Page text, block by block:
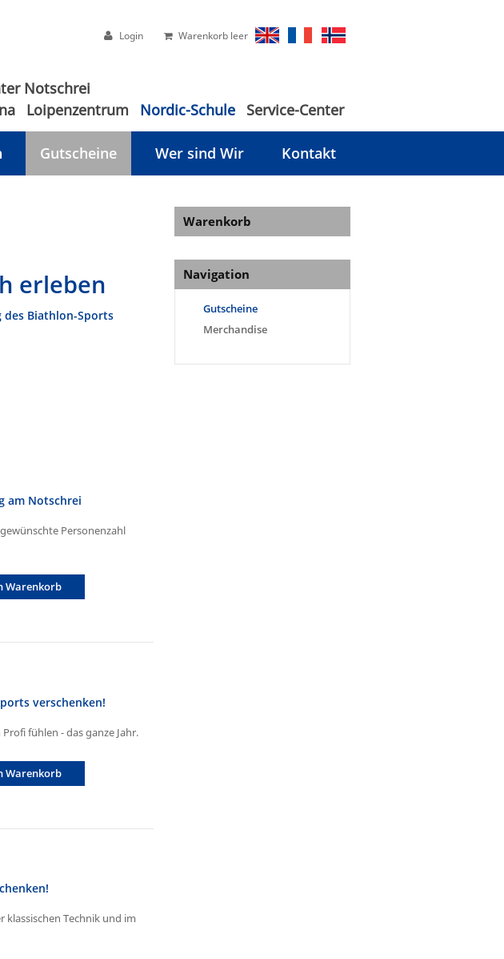
Login Warenkorb leer
Notschrei
Loipenzentrum Nordic-Schule Service-Center
Gutscheine Wer sind Wir Kontakt
erleben
des Biathlon-Sports
am Notschrei
Personenzahl
Warenkorb
verschenken!
fühlen - das ganze Jahr.
Warenkorb
Technik und im
Warenkorb
Navigation
Gutscheine
Merchandise